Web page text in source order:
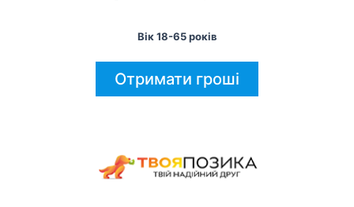
Вік 18-65 років
Отримати гроші